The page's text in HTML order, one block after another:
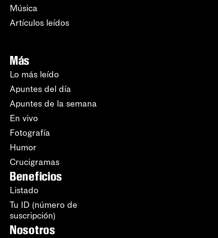
Música
Artículos leídos
Más
Lo más leído
Apuntes del día
Apuntes de la semana
En vivo
Fotografía
Humor
Crucigramas
Beneficios
Listado
Tu ID (número de
suscripción)
Nosotros